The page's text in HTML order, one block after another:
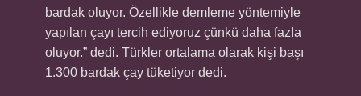
bardak oluyor. Özellikle demleme yöntemiyle
yapılan çayı tercih ediyoruz çünkü daha fazla
oluyor.” dedi. Türkler ortalama olarak kişi başı
1.300 bardak çay tüketiyor dedi.